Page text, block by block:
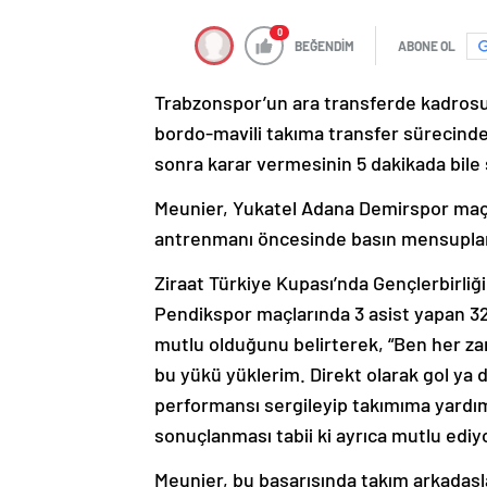
0
BEĞENDİM ABONE OL
Trabzonspor’un ara transferde
bordo-mavili takıma transfer
sonra karar vermesinin 5 dakikada
Meunier, Yukatel Adana Demirspor
antrenmanı öncesinde basın
Ziraat Türkiye Kupası’nda
Pendikspor maçlarında 3 asist yapan
mutlu olduğunu belirterek, “Ben her
bu yükü yüklerim. Direkt olarak gol ya
performansı sergileyip takımıma
sonuçlanması tabii ki ayrıca mutlu
Meunier, bu başarısında takım